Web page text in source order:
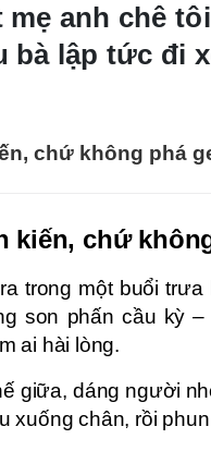
mẹ anh chê
bà lập tức đi
chứ không phá
kiến, chứ
trong một buổi
son phấn cầu kỳ
ai hài lòng.
giữa, dáng người
xuống chân, rồi